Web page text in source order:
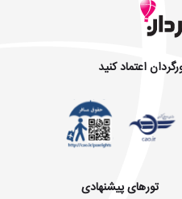
اعتماد کنید
تورهای پیشنهادی